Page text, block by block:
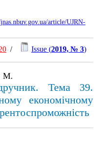
article/UJRN-
/ Issue (2019, № 3)
М.
Тема 39.
економічному